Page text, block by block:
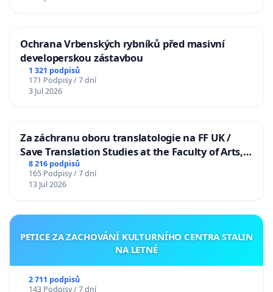
Ochrana Vrbenských rybníků před masivní
developerskou zástavbou
1 321 podpisů
171 Podpisy / 7 dní
3 Jul 2026
Za záchranu oboru translatologie na FF UK /
Save Translation Studies at the Faculty of Arts,
Charles University
8 216 podpisů
165 Podpisy / 7 dní
13 Jul 2026
PETICE ZA ZACHOVÁNÍ KULTURNÍHO CENTRA STALIN
NA LETNÉ
2 711 podpisů
143 Podpisy / 7 dní